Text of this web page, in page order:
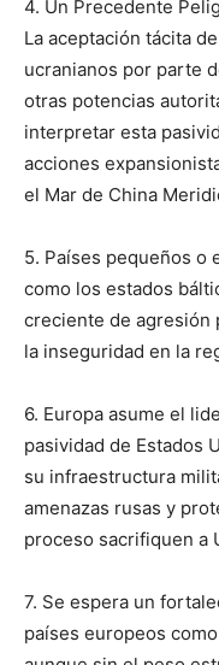
4. Un Precedente
La aceptación tácita
ucranianos por parte
otras potencias
interpretar esta
acciones
el Mar de China
5. Países pequeños o
como los estados
creciente de agresión
la inseguridad en la
6. Europa asume el
pasividad de Estados
su infraestructura
amenazas rusas y
proceso sacrifiquen a
7. Se espera un
países europeos